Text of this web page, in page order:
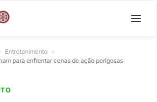
Entretenimento »
para enfrentar cenas de ação perigosas